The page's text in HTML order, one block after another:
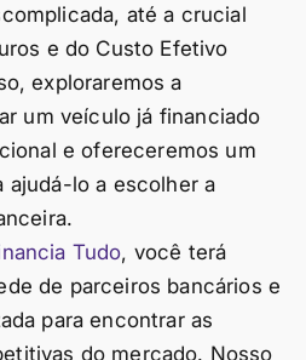
até a crucial
e do Custo Efetivo
exploraremos a
um veículo já financiado
e ofereceremos um
ajudá-lo a escolher a
Tudo, você terá
de parceiros bancários e
para encontrar as
do mercado. Nosso